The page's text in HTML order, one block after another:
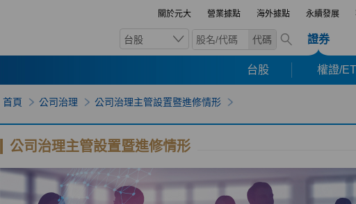
關於元大 營業據點 海外據點 永續發展
台股 代碼 證券
台股 權證/
首頁 公司治理 公司治理主管設置暨進修情形
公司治理主管設置暨進修情形